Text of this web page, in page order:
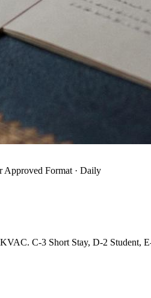
Format · Daily
C-3 Short Stay, D-2